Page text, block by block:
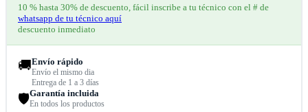
10 % hasta 30% de descuento, fácil inscribe a tu técnico con el # de
whatsapp de tu técnico aquí
descuento inmediato
🚚Envío rápido
Envío el mismo dia
Entrega de 1 a 3 días
🛡️Garantía incluida
En todos los productos